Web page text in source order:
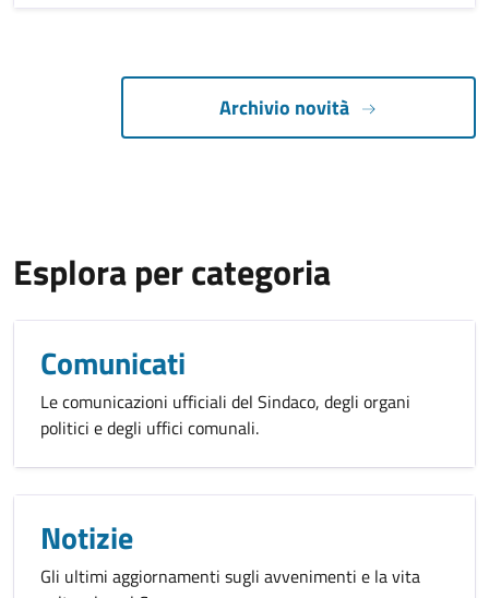
Archivio novità
Esplora per categoria
Comunicati
Le comunicazioni ufficiali del Sindaco, degli organi
politici e degli uffici comunali.
Notizie
Gli ultimi aggiornamenti sugli avvenimenti e la vita